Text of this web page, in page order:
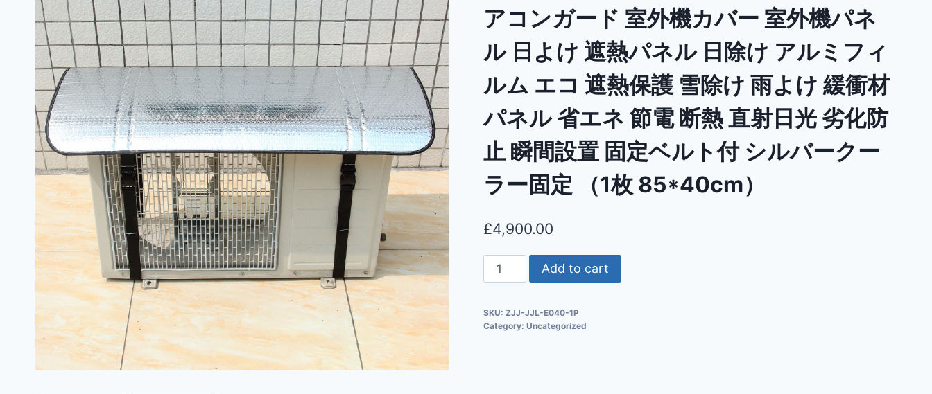
アコンガード 室外機カバー 室外機パネ
ル 日よけ 遮熱パネル 日除け アルミフィ
ルム エコ 遮熱保護 雪除け 雨よけ 緩衝材
パネル 省エネ 節電 断熱 直射日光 劣化防
止 瞬間設置 固定ベルト付 シルバークー
ラー固定 （1枚 85*40cm）
£4,900.00
Add to cart
SKU: ZJJ-JJL-E040-1P
Category: Uncategorized